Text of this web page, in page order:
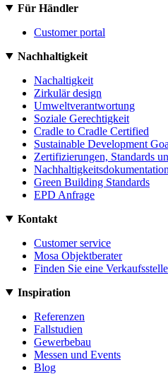
Für Händler
Customer portal
Nachhaltigkeit
Nachaltigkeit
Zirkulär design
Umweltverantwortung
Soziale Gerechtigkeit
Cradle to Cradle Certified
Sustainable Development
Zertifizierungen, Standards
Nachhaltigkeitsdokumentation
Green Building Standards
EPD Anfrage
Kontakt
Customer service
Mosa Objektberater
Finden Sie eine Verkaufsstelle
Inspiration
Referenzen
Fallstudien
Gewerbebau
Messen und Events
Blog